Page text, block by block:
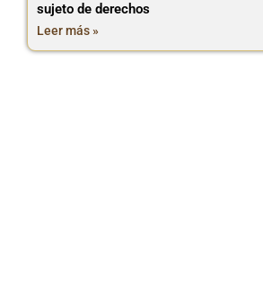
sujeto de derechos
Leer más »